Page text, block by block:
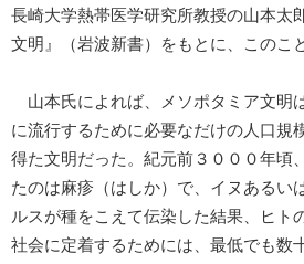
長崎大学熱帯医学研究所教授の山本太
文明』（岩波新書）をもとに、このこ
山本氏によれば、メソポタミア文明
に流行するために必要なだけの人口規
得た文明だった。紀元前３０００年頃
たのは麻疹（はしか）で、イヌあるい
ルスが種をこえて伝染した結果、ヒト
社会に定着するためには、最低でも数